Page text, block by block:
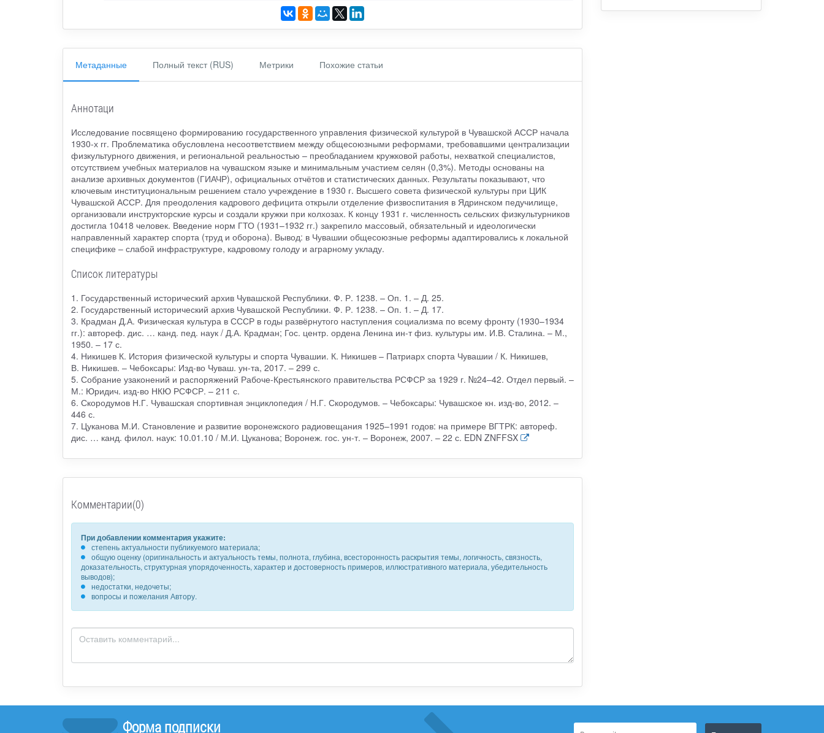
Метаданные Полный текст (RUS) Метрики Похожие статьи
Аннотаци
Исследование посвящено формированию государственного управления физической культурой в Чувашской АССР начала
1930-х гг. Проблематика обусловлена несоответствием между общесоюзными реформами, требовавшими централизации
физкультурного движения, и региональной реальностью – преобладанием кружковой работы, нехваткой специалистов,
отсутствием учебных материалов на чувашском языке и минимальным участием селян (0,3%). Методы основаны на
анализе архивных документов (ГИАЧР), официальных отчётов и статистических данных. Результаты показывают, что
ключевым институциональным решением стало учреждение в 1930 г. Высшего совета физической культуры при ЦИК
Чувашской АССР. Для преодоления кадрового дефицита открыли отделение физвоспитания в Ядринском педучилище,
организовали инструкторские курсы и создали кружки при колхозах. К концу 1931 г. численность сельских физкультурников
достигла 10418 человек. Введение норм ГТО (1931–1932 гг.) закрепило массовый, обязательный и идеологически
направленный характер спорта (труд и оборона). Вывод: в Чувашии общесоюзные реформы адаптировались к локальной
специфике – слабой инфраструктуре, кадровому голоду и аграрному укладу.
Список литературы
1. Государственный исторический архив Чувашской Республики. Ф. Р. 1238. – Оп. 1. – Д. 25.
2. Государственный исторический архив Чувашской Республики. Ф. Р. 1238. – Оп. 1. – Д. 17.
3. Крадман Д.А. Физическая культура в СССР в годы развёрнутого наступления социализма по всему фронту (1930–1934
гг.): автореф. дис. … канд. пед. наук / Д.А. Крадман; Гос. центр. ордена Ленина ин-т физ. культуры им. И.В. Сталина. – М.,
1950. – 17 с.
4. Никишев К. История физической культуры и спорта Чувашии. К. Никишев – Патриарх спорта Чувашии / К. Никишев,
В. Никишев. – Чебоксары: Изд-во Чуваш. ун-та, 2017. – 299 с.
5. Собрание узаконений и распоряжений Рабоче-Крестьянского правительства РСФСР за 1929 г. №24–42. Отдел первый. –
М.: Юридич. изд-во НКЮ РСФСР. – 211 с.
6. Скородумов Н.Г. Чувашская спортивная энциклопедия / Н.Г. Скородумов. – Чебоксары: Чувашское кн. изд-во, 2012. –
446 с.
7. Цуканова М.И. Становление и развитие воронежского радиовещания 1925–1991 годов: на примере ВГТРК: автореф.
дис. … канд. филол. наук: 10.01.10 / М.И. Цуканова; Воронеж. гос. ун-т. – Воронеж, 2007. – 22 с. EDN ZNFFSX
Комментарии(0)
При добавлении комментария укажите:
степень актуальности публикуемого материала;
общую оценку (оригинальность и актуальность темы, полнота, глубина, всесторонность раскрытия темы, логичность, связность,
доказательность, структурная упорядоченность, характер и достоверность примеров, иллюстративного материала, убедительность
выводов);
недостатки, недочеты;
вопросы и пожелания Автору.
Форма подписки